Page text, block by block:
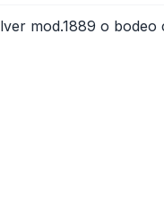
mod.1889 o bodeo